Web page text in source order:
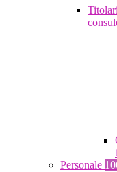
Personale